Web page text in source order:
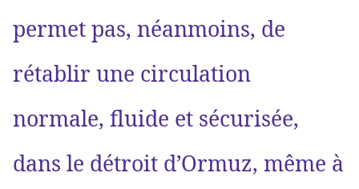
permet pas, néanmoins, de
rétablir une circulation
normale, fluide et sécurisée,
dans le détroit d’Ormuz, même à